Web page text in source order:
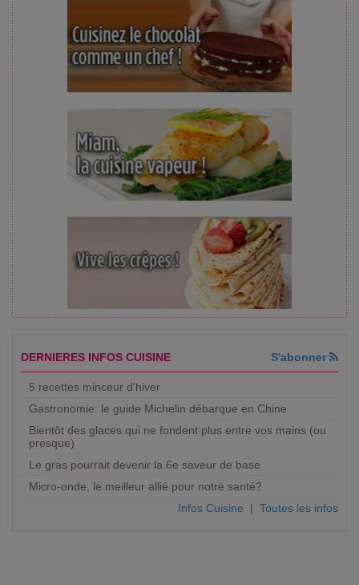
DERNIERES INFOS CUISINE S'abonner
5 recettes minceur d'hiver
Gastronomie: le guide Michelin débarque en Chine
Bientôt des glaces qui ne fondent plus entre vos mains (ou
presque)
Le gras pourrait devenir la 6e saveur de base
Micro-onde, le meilleur allié pour notre santé?
Infos Cuisine | Toutes les infos